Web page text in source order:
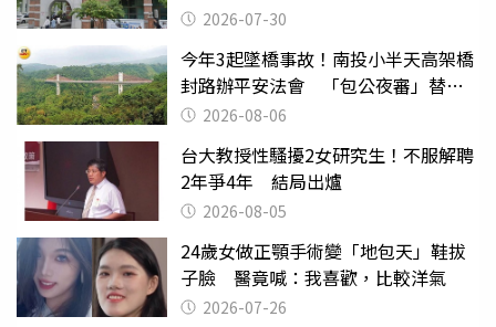
關 2026-07-30
今年3起墜橋事故！南投小半天高架橋
封路辦平安法會 「包公夜審」替亡
魂伸冤
2026-08-06
台大教授性騷擾2女研究生！不服解聘
2年爭4年 結局出爐
2026-08-05
24歲女做正顎手術變「地包天」鞋拔
子臉 醫竟喊：我喜歡，比較洋氣
2026-07-26